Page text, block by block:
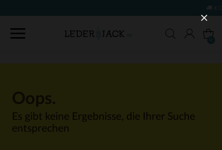
KOSTENLOSE LIEFERUNG
Es gibt keine Ergebnisse, die Ihrer Suche
entsprechen